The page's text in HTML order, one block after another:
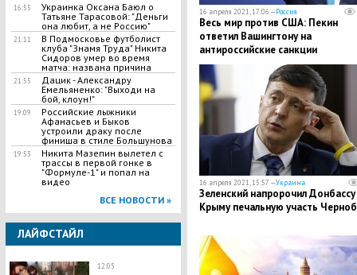
16:55
Украинка Оксана Баюл о
Татьяне Тарасовой: "Деньги
она любит, а не Россию"
21:11
В Подмосковье футболист
клуба "Знамя Труда" Никита
Сидоров умер во время
матча: названа причина
21:55
Дацик - Александру
Емельяненко: "Выходи на
бой, клоун!"
19:09
Российские лыжники
Афанасьев и Быков
устроили драку после
финиша в стиле Большунова
19:53
Никита Мазепин вылетел с
трассы в первой гонке в
"Формуле-1" и попал на
видео
ВСЕ НОВОСТИ »
ЛАЙФСТАЙЛ
12:05
16 апреля 2021, 17:06 —Россия
Весь мир против США: Пекин
ответил Вашингтону на
антироссийские санкции
16 апреля 2021, 15:57 —Украина
Зеленский напророчил Донбассу
Крыму печальную участь